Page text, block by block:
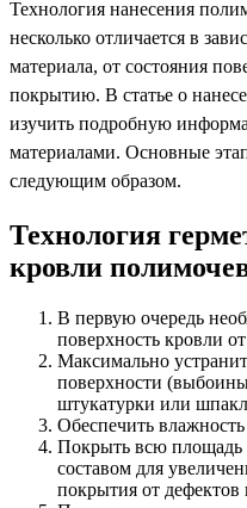
Технология нанесения
несколько отличается в
материала, от состояния
покрытию. В статье о
изучить подробную
материалами. Основные
следующим образом.
Технология
кровли
В первую очередь
поверхность кровли
Максимально
поверхности
штукатурки или
Обеспечить
Покрыть всю площадь
составом для
покрытия от дефектов